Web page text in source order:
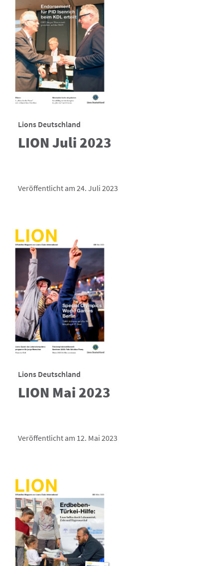
Lions Deutschland
LION Juli 2023
Veröffentlicht am 24. Juli 2023
Lions Deutschland
LION Mai 2023
Veröffentlicht am 12. Mai 2023